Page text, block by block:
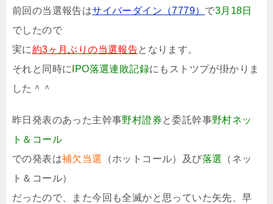
前回の当選報告はサイバーダイン（7779） で3月18日
でしたので
実に約3ヶ月ぶりの当選報告となります。
それと同時に IPO落選連敗記録にもストツプが掛かりま
した＾＾
昨日発表のあった主幹事野村證券と委託幹事野村ネッ
ト＆コール
での発表は補欠当選 （ホットコール）及び落選 （ネッ
ト＆コール）
だったので、また今回も全滅かと思っていた矢先、早